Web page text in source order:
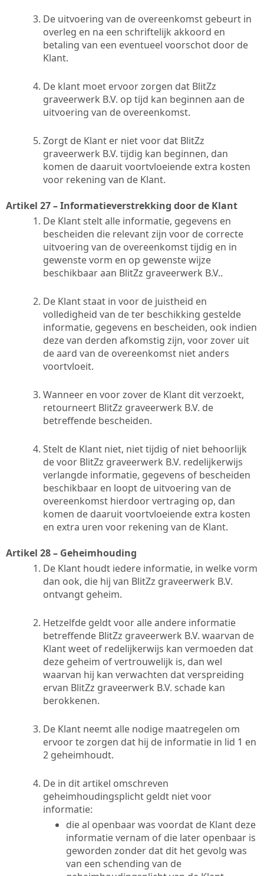
De uitvoering van de overeenkomst gebeurt in
overleg en na een schriftelijk akkoord en
betaling van een eventueel voorschot door de
Klant.
De klant moet ervoor zorgen dat BlitZz
graveerwerk B.V. op tijd kan beginnen aan de
uitvoering van de overeenkomst.
Zorgt de Klant er niet voor dat BlitZz
graveerwerk B.V. tijdig kan beginnen, dan
komen de daaruit voortvloeiende extra kosten
voor rekening van de Klant.
Artikel 27 – Informatieverstrekking door de Klant
De Klant stelt alle informatie, gegevens en
bescheiden die relevant zijn voor de correcte
uitvoering van de overeenkomst tijdig en in
gewenste vorm en op gewenste wijze
beschikbaar aan BlitZz graveerwerk B.V..
De Klant staat in voor de juistheid en
volledigheid van de ter beschikking gestelde
informatie, gegevens en bescheiden, ook indien
deze van derden afkomstig zijn, voor zover uit
de aard van de overeenkomst niet anders
voortvloeit.
Wanneer en voor zover de Klant dit verzoekt,
retourneert BlitZz graveerwerk B.V. de
betreffende bescheiden.
Stelt de Klant niet, niet tijdig of niet behoorlijk
de voor BlitZz graveerwerk B.V. redelijkerwijs
verlangde informatie, gegevens of bescheiden
beschikbaar en loopt de uitvoering van de
overeenkomst hierdoor vertraging op, dan
komen de daaruit voortvloeiende extra kosten
en extra uren voor rekening van de Klant.
Artikel 28 – Geheimhouding
De Klant houdt iedere informatie, in welke vorm
dan ook, die hij van BlitZz graveerwerk B.V.
ontvangt geheim.
Hetzelfde geldt voor alle andere informatie
betreffende BlitZz graveerwerk B.V. waarvan de
Klant weet of redelijkerwijs kan vermoeden dat
deze geheim of vertrouwelijk is, dan wel
waarvan hij kan verwachten dat verspreiding
ervan BlitZz graveerwerk B.V. schade kan
berokkenen.
De Klant neemt alle nodige maatregelen om
ervoor te zorgen dat hij de informatie in lid 1 en
2 geheimhoudt.
De in dit artikel omschreven
geheimhoudingsplicht geldt niet voor
informatie:
die al openbaar was voordat de Klant deze
informatie vernam of die later openbaar is
geworden zonder dat dit het gevolg was
van een schending van de